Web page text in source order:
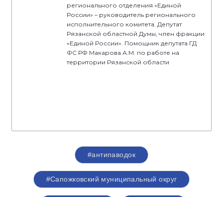
регионального отделения «Единой
России» – руководитель регионального
исполнительного комитета. Депутат
Рязанской областной Думы, член фракции
«Единой России». Помощник депутата ГД
ФС РФ Макарова А.М. по работе на
территории Рязанской области
#антипаводок
#Сапожковский муниципальный округ